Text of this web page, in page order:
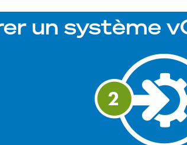
un système